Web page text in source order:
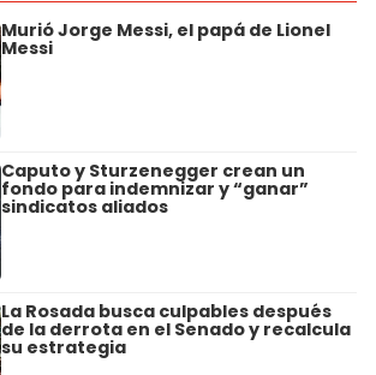
Murió Jorge Messi, el papá de Lionel
Messi
Caputo y Sturzenegger crean un
fondo para indemnizar y “ganar”
sindicatos aliados
La Rosada busca culpables después
de la derrota en el Senado y recalcula
su estrategia